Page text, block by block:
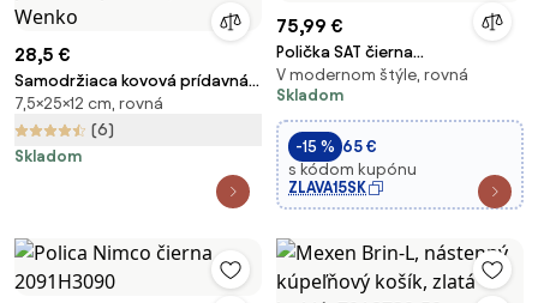
28,5 €
Samodržiaca kovová prídavná
polička Jet - Wenko
7,5×25×12 cm, rovná
(6)
Skladom
75,99 €
Polička SAT čierna
SATDPOL20MC
V modernom štýle, rovná
Skladom
-15 % 65 €
s kódom kupónu
ZLAVA15SK